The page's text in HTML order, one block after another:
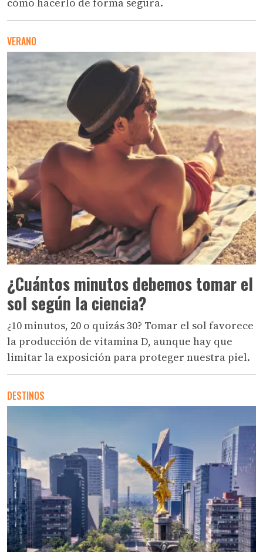
VERANO
¿Cuántos minutos debemos tomar el
sol según la ciencia?
¿10 minutos, 20 o quizás 30? Tomar el sol favorece
la producción de vitamina D, aunque hay que
limitar la exposición para proteger nuestra piel.
DESTINOS